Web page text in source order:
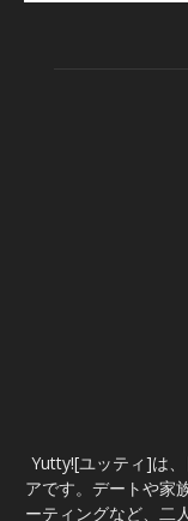
Yutty![ユッティ]は
アです。デートや家
ーティングなど、二